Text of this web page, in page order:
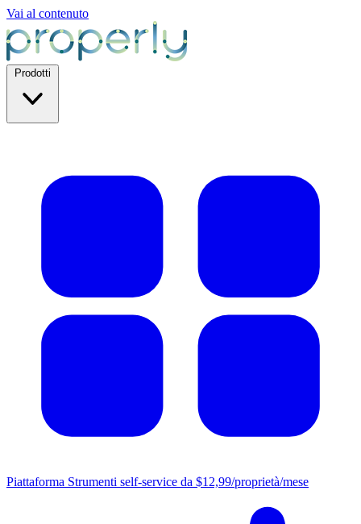
Vai al contenuto
Piattaforma Strumenti self-service da $12,99/proprietà/mese